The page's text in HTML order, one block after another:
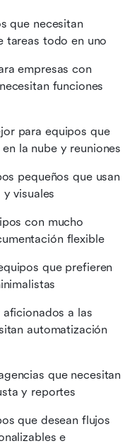
que necesitan
tareas todo en uno
empresas con
funciones
para equipos que
la nube y reuniones
pequeños que usan
visuales
con mucho
flexible
que prefieren
a las
automatización
que necesitan
y reportes
que desean flujos
e